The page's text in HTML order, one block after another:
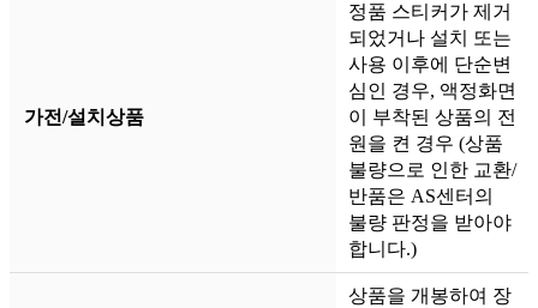
가전/설치상품
정품 스티커가 제거
되었거나 설치 또는
사용 이후에 단순변
심인 경우, 액정화면
이 부착된 상품의 전
원을 켠 경우 (상품
불량으로 인한 교환/
반품은 AS센터의
불량 판정을 받아야
합니다.)
상품을 개봉하여 장